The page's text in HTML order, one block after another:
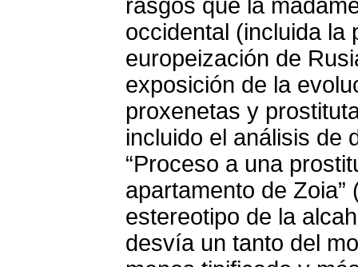
rasgos que la
occidental (incluida la
europeización de
exposición de la
proxenetas y
incluido el análisis de
“Proceso a una
apartamento de
estereotipo de la
desvía un tanto del